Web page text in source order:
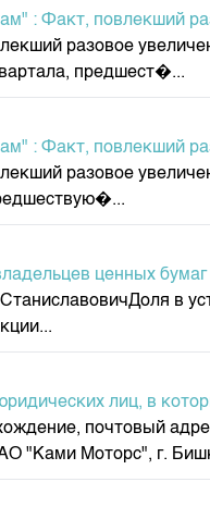
рынок KG
: Факт, повлекший
разовое
предшест�...
: Факт, повлекший
разовое
ценных
в
лиц, в
почтовый
"Ками Моторс", г.